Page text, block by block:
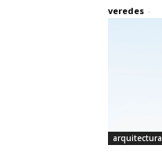
veredes -
arquitectura